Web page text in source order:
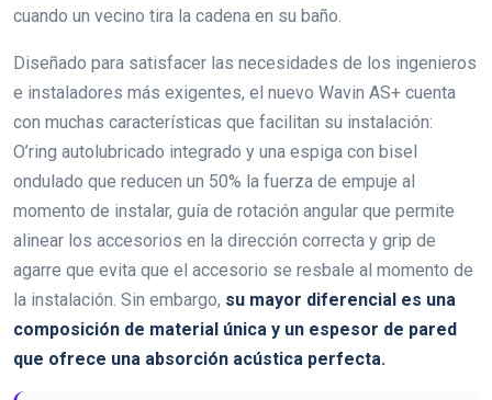
cuando un vecino tira la cadena en su baño.
Diseñado para satisfacer las necesidades de los ingenieros
e instaladores más exigentes, el nuevo Wavin AS+ cuenta
con muchas características que facilitan su instalación:
O’ring autolubricado integrado y una espiga con bisel
ondulado que reducen un 50% la fuerza de empuje al
momento de instalar, guía de rotación angular que permite
alinear los accesorios en la dirección correcta y grip de
agarre que evita que el accesorio se resbale al momento de
la instalación. Sin embargo, su mayor diferencial es una
composición de material única y un espesor de pared
que ofrece una absorción acústica perfecta.